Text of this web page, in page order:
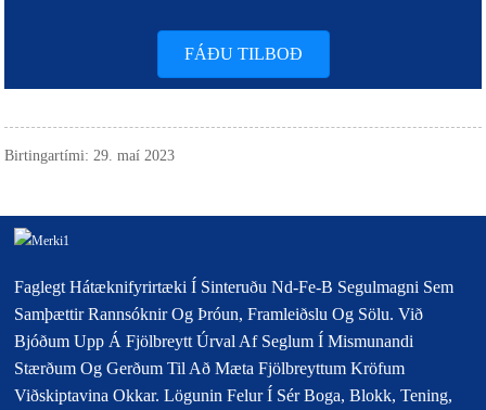
FÁÐU TILBOÐ
Birtingartími: 29. maí 2023
Faglegt Hátæknifyrirtæki Í Sinteruðu Nd-Fe-B Segulmagni Sem
Samþættir Rannsóknir Og Þróun, Framleiðslu Og Sölu. Við
Bjóðum Upp Á Fjölbreytt Úrval Af Seglum Í Mismunandi
Stærðum Og Gerðum Til Að Mæta Fjölbreyttum Kröfum
Viðskiptavina Okkar. Lögunin Felur Í Sér Boga, Blokk, Tening,